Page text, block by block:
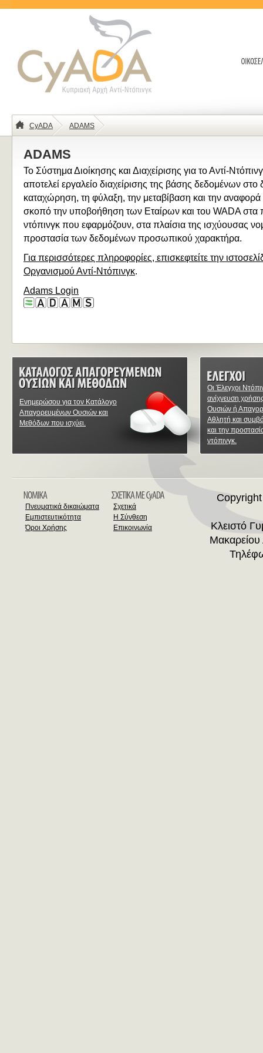
CyADA ADAMS
ADAMS
Το Σύστημα Διοίκησης και Διαχείρισης για το Αντί-
αποτελεί εργαλείο διαχείρισης της βάσης δεδομένων στο
καταχώρηση, τη φύλαξη, την μεταβίβαση και την
σκοπό την υποβοήθηση των Εταίρων και του WADA στα
ντόπινγκ που εφαρμόζουν, στα πλαίσια της ισχύουσας
προστασία των δεδομένων προσωπικού χαρακτήρα.
Για περισσότερες πληροφορίες, επισκεφτείτε την
Οργανισμού Αντί-Ντόπινγκ.
Adams Login
Ενημερώσου για τον Κατάλογο
Απαγορευμένων Ουσιών και
Μεθόδων που ισχύει.
Οι Έλεγχοι
ανίχνευση
Ουσιών ή
Αθλητή και
και την
ντόπινγκ.
Πνευματικά δικαιώματα
Εμπιστευτικότητα
Όροι Χρήσης
Σχετικά
Η Σύνθεση
Επικοινωνία
Κλειστό